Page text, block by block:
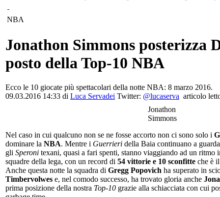
NBA
Jonathon Simmons posterizza
posto della Top-10 NBA
Ecco le 10 giocate più spettacolari della notte NBA: 8 marzo 2016.
09.03.2016 14:33 di Luca Servadei Twitter: @lucaserva articolo
Jonathon
Simmons
Nel caso in cui qualcuno non se ne fosse accorto non ci sono solo i
dominare la NBA. Mentre i Guerrieri della Baia continuano a
gli Speroni texani, quasi a fari spenti, stanno viaggiando ad un ritmo
squadre della lega, con un record di 54 vittorie e 10 sconfitte che è
Anche questa notte la squadra di Gregg Popovich ha superato in
Timbervolwes e, nel comodo successo, ha trovato gloria anche
prima posizione della nostra Top-10 grazie alla schiacciata con cui